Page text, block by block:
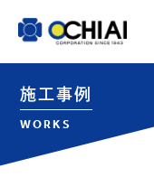
施工事例
WORKS